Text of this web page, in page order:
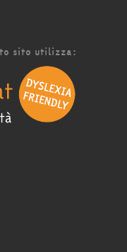
sito utilizza: